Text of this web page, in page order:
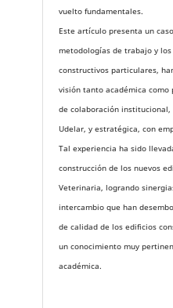
vuelto fundamentales.
Este artículo presenta un
metodologías de trabajo y
constructivos particulares,
visión tanto académica
de colaboración
Udelar, y estratégica, con
Tal experiencia ha sido
construcción de los nuevos
Veterinaria, logrando
intercambio que han
de calidad de los edificios
un conocimiento muy
académica.